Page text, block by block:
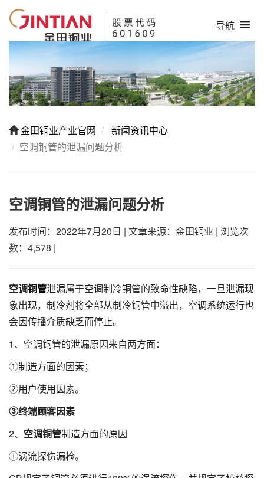
导航
金田铜业产业官网
新闻资讯中心
空调铜管的泄漏问题分析
空调铜管的泄漏问题分析
发布时间：2022年7月20日 | 文章来源：金田铜业 | 浏览次
数：4,578 |
空调铜管泄漏属于空调制冷铜管的致命性缺陷，一旦泄漏现
象出现，制冷剂将全部从制冷铜管中溢出，空调系统运行也
会因传播介质缺乏而停止。
1、空调铜管的泄漏原因来自两方面：
①制造方面的因素；
②用户使用因素。
③终端顾客因素
2、 空调铜管制造方面的原因
①涡流探伤漏检。